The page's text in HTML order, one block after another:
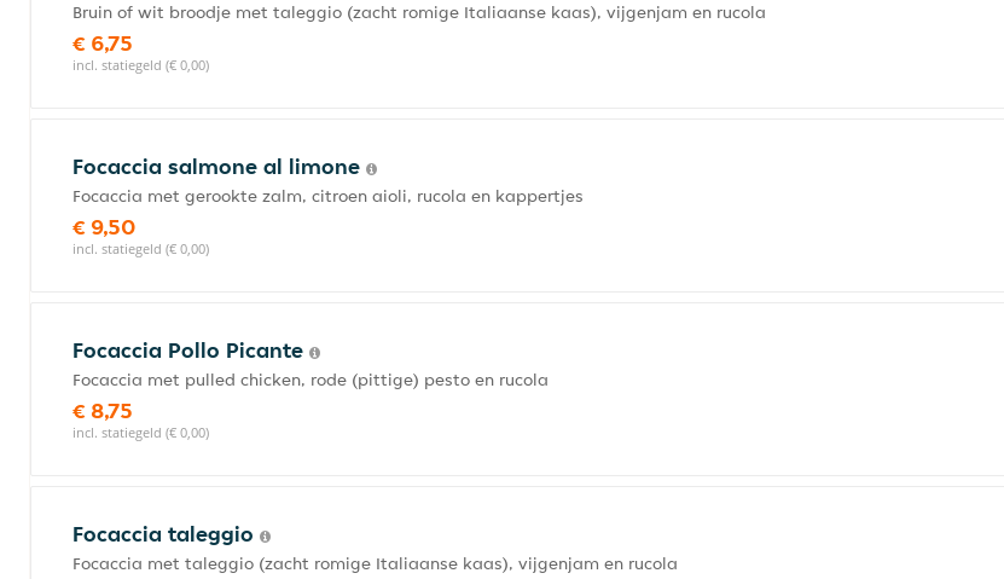
Bruin of wit broodje met taleggio (zacht romige Italiaanse kaas), vijgenjam en rucola
€ 6,75
incl. statiegeld (€ 0,00)
Focaccia salmone al limone
Focaccia met gerookte zalm, citroen aioli, rucola en kappertjes
€ 9,50
incl. statiegeld (€ 0,00)
Focaccia Pollo Picante
Focaccia met pulled chicken, rode (pittige) pesto en rucola
€ 8,75
incl. statiegeld (€ 0,00)
Focaccia taleggio
Focaccia met taleggio (zacht romige Italiaanse kaas), vijgenjam en rucola